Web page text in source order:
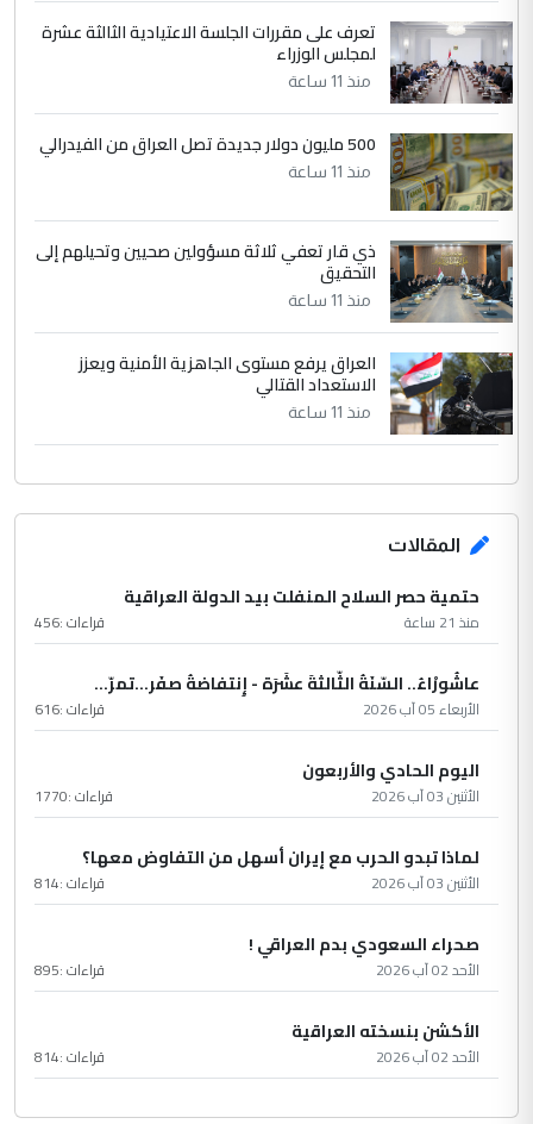
الموضوع :
بين الإهمال واغتصاب الأرض.. بلاد
الرافدين تعاني الجفاف والتصحر!!
تعرف على مقررات الجلسة الاعتيادية الثالثة عشرة
لمجلس الوزراء
منذ 11 ساعة
500 مليون دولار جديدة تصل العراق من الفيدرالي
منذ 11 ساعة
ذي قار تعفي ثلاثة مسؤولين صحيين وتحيلهم إلى
التحقيق
منذ 11 ساعة
العراق يرفع مستوى الجاهزية الأمنية ويعزز
الاستعداد القتالي
منذ 11 ساعة
المقالات
حتمية حصر السلاح المنفلت بيد الدولة العراقية
منذ 21 ساعة قراءات :456
عاشُورْاءُ.. السّنَةُ الثّالثةَ عشَرَة - إِنتفاضةُ صفَر…تمرّ...
الأربعاء 05 آب 2026 قراءات :616
اليوم الحادي والأربعون
الأثنين 03 آب 2026 قراءات :1770
لماذا تبدو الحرب مع إيران أسهل من التفاوض معها؟
الأثنين 03 آب 2026 قراءات :814
صحراء السعودي بدم العراقي !
الأحد 02 آب 2026 قراءات :895
الأكشن بنسخته العراقية
الأحد 02 آب 2026 قراءات :814